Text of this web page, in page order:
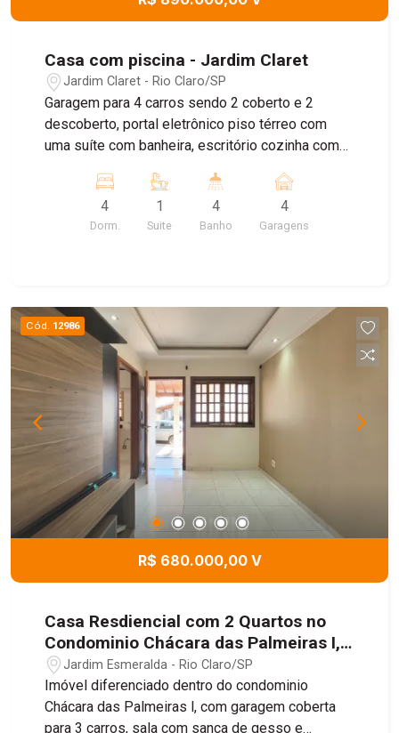
Casa com piscina - Jardim Claret
Jardim Claret - Rio Claro/SP
Garagem para 4 carros sendo 2 coberto e 2
descoberto, portal eletrônico piso térreo com
uma suíte com banheira, escritório cozinha com
banheiro social e lavanderia . piso superior 3
dormitórios banheiro social, aos fundos piscina,
area gourmet banheiro, sauna, quintal e um
4
Dorm.
1
Suite
4
Banho
4
Garagens
Cód. 12986
R$ 680.000,00 V
Casa Resdiencial com 2 Quartos no
Condominio Chácara das Palmeiras I,
192m² - Jardim Esmeralda, Rio
Claro/SP
Jardim Esmeralda - Rio Claro/SP
Imóvel diferenciado dentro do condominio
Chácara das Palmeiras l, com garagem coberta
para 3 carros, sala com sanca de gesso e